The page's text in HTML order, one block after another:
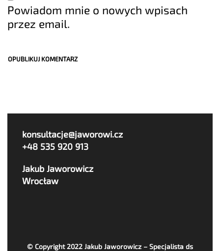
Powiadom mnie o nowych wpisach
przez email.
konsultacje@jaworowi.cz
+48 535 920 913
Jakub Jaworowicz
Wrocław
© Copyright 2022 Jakub Jaworowicz – Specjalista ds